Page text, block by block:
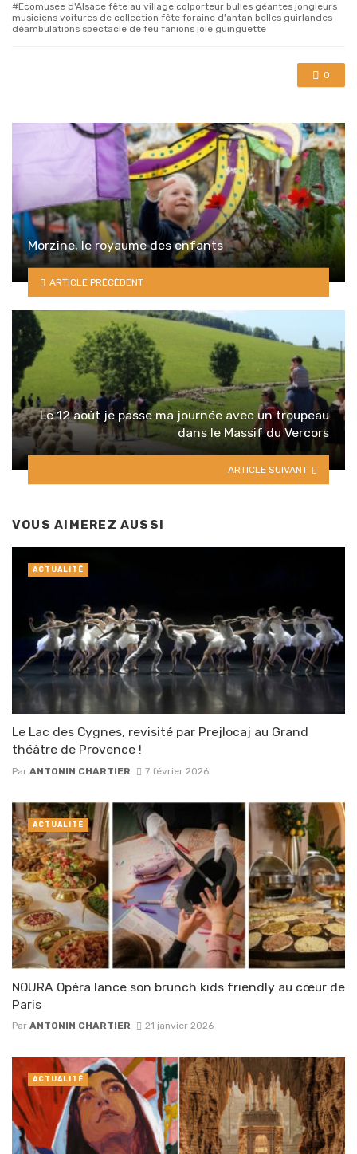
Ecomusee d'Alsace fête au village colporteur bulles géantes jongleurs
musiciens voitures de collection fête foraine d'antan belles guirlandes
déambulations spectacle de feu fanions joie guinguette
0
Morzine, le royaume des enfants
ARTICLE PRÉCÉDENT
Le 12 août je passe ma journée avec un troupeau
dans le Massif du Vercors
ARTICLE SUIVANT
VOUS AIMEREZ AUSSI
Le Lac des Cygnes, revisité par Prejlocaj au Grand
théâtre de Provence !
Par ANTONIN CHARTIER 7 février 2026
ACTUALITÉ
NOURA Opéra lance son brunch kids friendly au cœur de
Paris
Par ANTONIN CHARTIER 21 janvier 2026
ACTUALITÉ
ACTUALITÉ